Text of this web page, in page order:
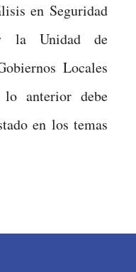
en Seguridad
la Unidad de
Locales
lo anterior debe
en los temas